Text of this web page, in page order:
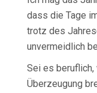
dass die Tage
trotz des
unvermeidlich
Sei es
Überzeugung